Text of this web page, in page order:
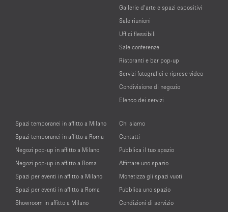
Gallerie d’arte e spazi espositivi
Sale riunioni
Uffici flessibili
Sale conferenze
Ristoranti e bar pop-up
Servizi fotografici e riprese video
Condivisione di negozio
Elenco dei servizi
Spazi temporanei in affitto a Milano
Spazi temporanei in affitto a Roma
Negozi pop-up in affitto a Milano
Negozi pop-up in affitto a Roma
Spazi per eventi in affitto a Milano
Spazi per eventi in affitto a Roma
Showroom in affitto a Milano
Chi siamo
Contatti
Pubblica il tuo spazio
Affittare uno spazio
Monetizza gli spazi vuoti
Pubblica uno spazio
Condizioni di servizio